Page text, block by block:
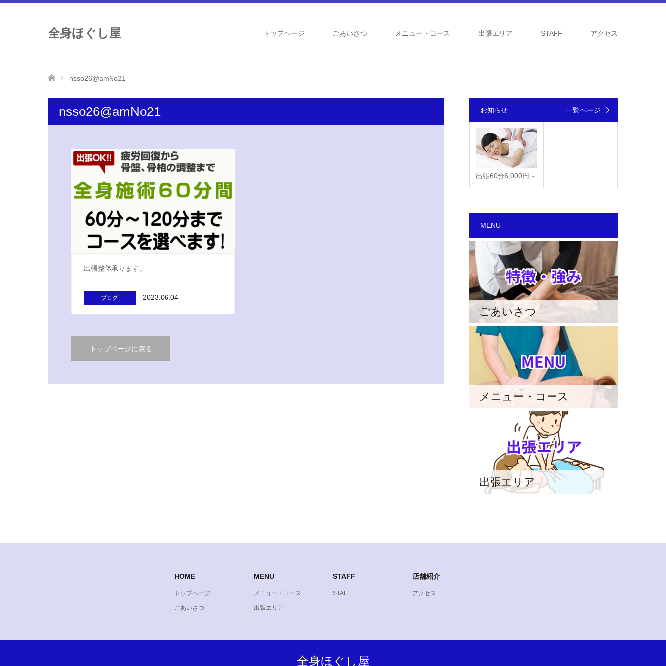
全身ほぐし屋 トップページ ごあいさつ メニュー・コース 出張エリア STAFF アクセス
nsso26@amNo21
nsso26@amNo21
出張整体承ります。
ブログ 2023.06.04
トップページに戻る
お知らせ 一覧ページ
出張60分6,000円～
MENU
ごあいさつ
メニュー・コース
出張エリア
HOME
トップページ
ごあいさつ
MENU
メニュー・コース
出張エリア
STAFF
STAFF
店舗紹介
アクセス
全身ほぐし屋